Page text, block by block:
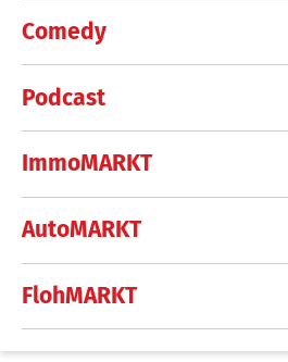
Comedy
Podcast
ImmoMARKT
AutoMARKT
FlohMARKT